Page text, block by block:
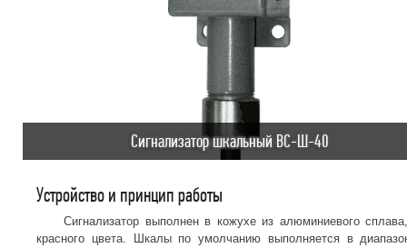
Сигнализатор шкальный ВС-Ш-40
Устройство и принцип работы
Сигнализатор выполнен в кожухе из алюминиевого
красного цвета. Шкалы по умолчанию выполняется в